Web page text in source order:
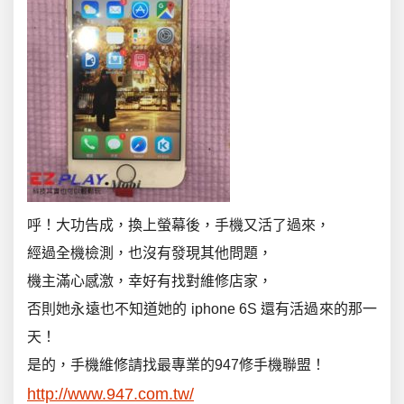
呼！大功告成，換上螢幕後，手機又活了過來，
經過全機檢測，也沒有發現其他問題，
機主滿心感激，幸好有找對維修店家，
否則她永遠也不知道她的 iphone 6S 還有活過來的那一
天！
是的，手機維修請找最專業的947修手機聯盟！
http://www.947.com.tw/